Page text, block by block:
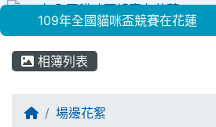
109年全國貓咪盃競賽在花蓮
相簿列表
回首頁場邊花絮